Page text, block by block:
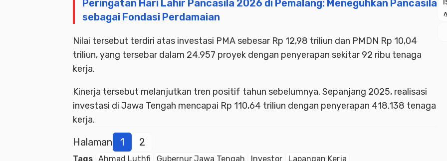
Peringatan Hari Lahir Pancasila 2026 di Pemalang: Meneguhkan Pancasila
sebagai Fondasi Perdamaian
Nilai tersebut terdiri atas investasi PMA sebesar Rp 12,98 triliun dan PMDN Rp 10,04
triliun, yang tersebar dalam 24.957 proyek dengan penyerapan sekitar 92 ribu tenaga
kerja.
Kinerja tersebut melanjutkan tren positif tahun sebelumnya. Sepanjang 2025, realisasi
investasi di Jawa Tengah mencapai Rp 110,64 triliun dengan penyerapan 418.138 tenaga
kerja.
Halaman 1 2
Tags Ahmad Luthfi Gubernur Jawa Tengah Investor Lapangan Kerja